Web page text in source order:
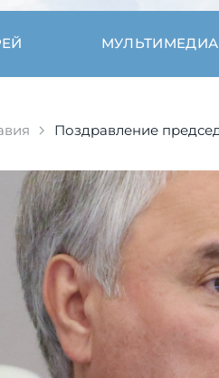
МУЛЬТИМЕДИА
Поздравление